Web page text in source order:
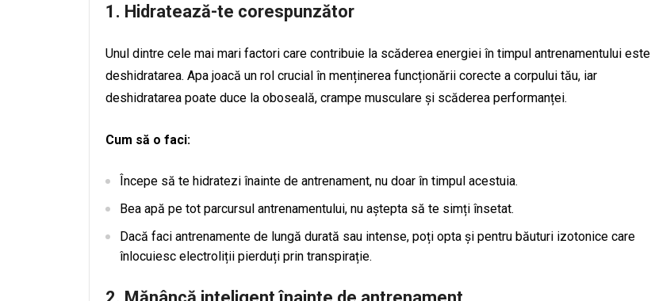
1. Hidratează-te corespunzător
Unul dintre cele mai mari factori care contribuie la scăderea energiei în timpul antrenamentului este
deshidratarea. Apa joacă un rol crucial în menținerea funcționării corecte a corpului tău, iar
deshidratarea poate duce la oboseală, crampe musculare și scăderea performanței.
Cum să o faci:
Începe să te hidratezi înainte de antrenament, nu doar în timpul acestuia.
Bea apă pe tot parcursul antrenamentului, nu aștepta să te simți însetat.
Dacă faci antrenamente de lungă durată sau intense, poți opta și pentru băuturi izotonice care
înlocuiesc electroliții pierduți prin transpirație.